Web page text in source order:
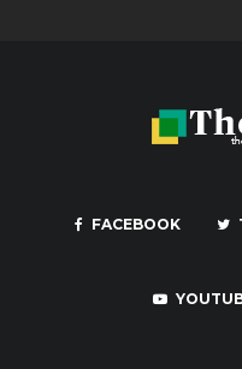
FACEBOOK